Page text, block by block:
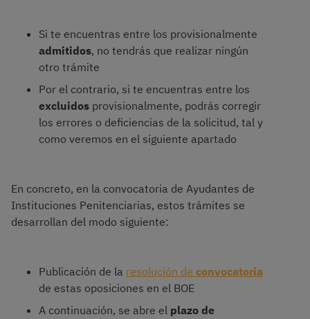
Si te encuentras entre los provisionalmente
admitidos, no tendrás que realizar ningún
otro trámite
Por el contrario, si te encuentras entre los
excluidos provisionalmente, podrás corregir
los errores o deficiencias de la solicitud, tal y
como veremos en el siguiente apartado
En concreto, en la convocatoria de Ayudantes de
Instituciones Penitenciarias, estos trámites se
desarrollan del modo siguiente:
Publicación de la resolución de convocatoria
de estas oposiciones en el BOE
A continuación, se abre el plazo de